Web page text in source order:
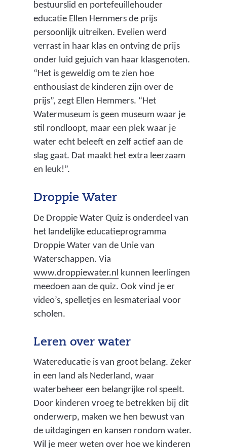
bestuurslid en portefeuillehouder
educatie Ellen Hemmers de prijs
persoonlijk uitreiken. Evelien werd
verrast in haar klas en ontving de prijs
onder luid gejuich van haar klasgenoten.
“Het is geweldig om te zien hoe
enthousiast de kinderen zijn over de
prijs”, zegt Ellen Hemmers. “Het
Watermuseum is geen museum waar je
stil rondloopt, maar een plek waar je
water echt beleeft en zelf actief aan de
slag gaat. Dat maakt het extra leerzaam
en leuk!”.
Droppie Water
De Droppie Water Quiz is onderdeel van
het landelijke educatieprogramma
Droppie Water van de Unie van
Waterschappen. Via
www.droppiewater.nl
v
e
i
s
kunnen leerlingen
meedoen aan de quiz. Ook vind je er
video’s, spelletjes en lesmateriaal voor
scholen.
Leren over water
Watereducatie is van groot belang. Zeker
in een land als Nederland, waar
waterbeheer een belangrijke rol speelt.
Door kinderen vroeg te betrekken bij dit
onderwerp, maken we hen bewust van
de uitdagingen en kansen rondom water.
Wil je meer weten over hoe we kinderen